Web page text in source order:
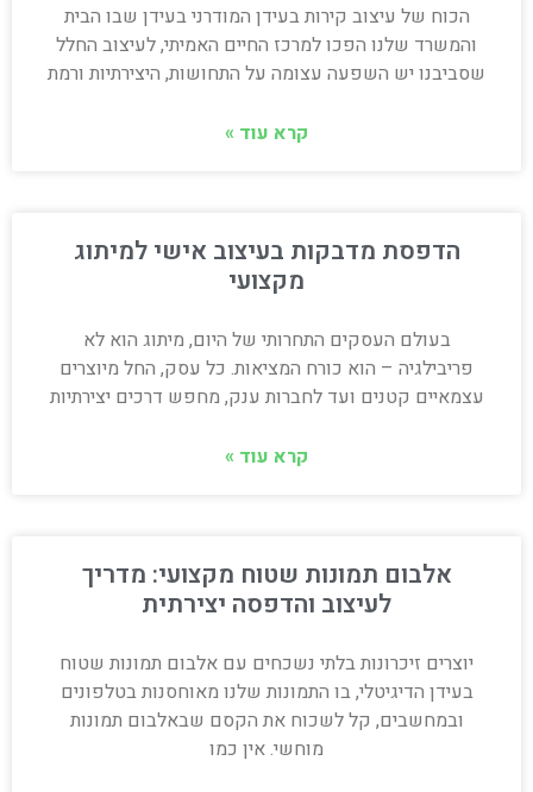
הכוח של עיצוב קירות בעידן המודרני בעידן שבו הבית
והמשרד שלנו הפכו למרכז החיים האמיתי, לעיצוב החלל
שסביבנו יש השפעה עצומה על התחושות, היצירתיות ורמת
קרא עוד »
הדפסת מדבקות בעיצוב אישי למיתוג
מקצועי
בעולם העסקים התחרותי של היום, מיתוג הוא לא
פריבילגיה – הוא כורח המציאות. כל עסק, החל מיוצרים
עצמאיים קטנים ועד לחברות ענק, מחפש דרכים יצירתיות
קרא עוד »
אלבום תמונות שטוח מקצועי: מדריך
לעיצוב והדפסה יצירתית
יוצרים זיכרונות בלתי נשכחים עם אלבום תמונות שטוח
בעידן הדיגיטלי, בו התמונות שלנו מאוחסנות בטלפונים
ובמחשבים, קל לשכוח את הקסם שבאלבום תמונות
מוחשי. אין כמו